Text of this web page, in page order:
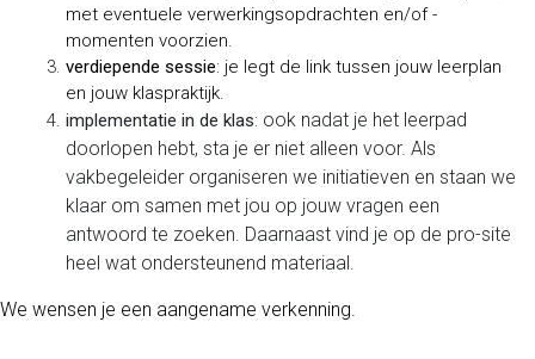
met eventuele verwerkingsopdrachten en/of -
momenten voorzien.
verdiepende sessie: je legt de link tussen jouw leerplan
en jouw klaspraktijk.
implementatie in de klas: ook nadat je het leerpad
doorlopen hebt, sta je er niet alleen voor. Als
vakbegeleider organiseren we initiatieven en staan we
klaar om samen met jou op jouw vragen een
antwoord te zoeken. Daarnaast vind je op de pro-site
heel wat ondersteunend materiaal.
We wensen je een aangename verkenning.
Connecteer met ons
Contacteer ons
internationalisering@katholiekonderwijs.vlaanderen
Copyright © Katholiek Onderwijs Vlaanderen
Aangeboden door
- Maak een